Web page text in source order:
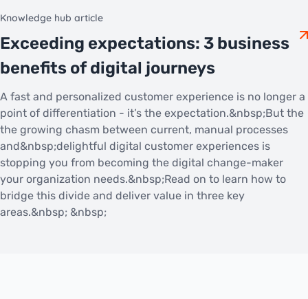
Knowledge hub article
Exceeding expectations: 3 business
benefits of digital journeys
A fast and personalized customer experience is no longer a
point of differentiation - it’s the expectation.&nbsp;But the
the growing chasm between current, manual processes
and&nbsp;delightful digital customer experiences is
stopping you from becoming the digital change-maker
your organization needs.&nbsp;Read on to learn how to
bridge this divide and deliver value in three key
areas.&nbsp; &nbsp;